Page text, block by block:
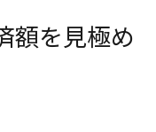
額を見極め